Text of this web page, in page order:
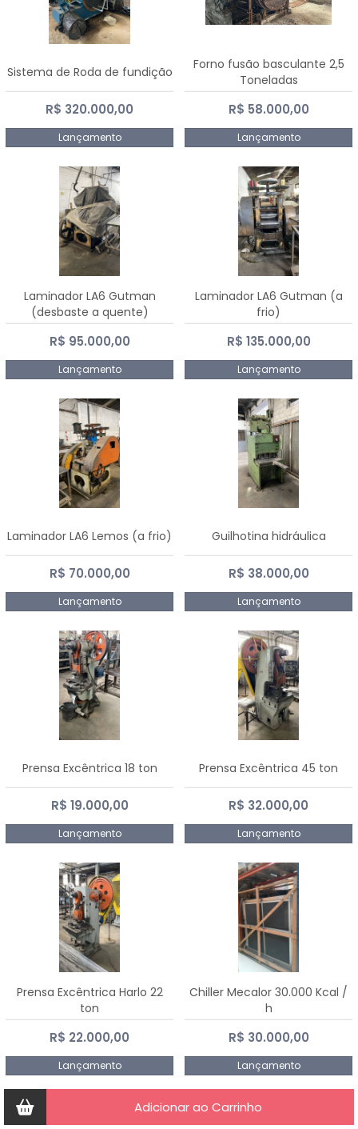
Sistema de Roda de fundição
R$ 320.000,00
Lançamento
Forno fusão basculante 2,5
Toneladas
R$ 58.000,00
Lançamento
Laminador LA6 Gutman
(desbaste a quente)
R$ 95.000,00
Lançamento
Laminador LA6 Gutman (a
frio)
R$ 135.000,00
Lançamento
Laminador LA6 Lemos (a frio)
R$ 70.000,00
Lançamento
Guilhotina hidráulica
R$ 38.000,00
Lançamento
Prensa Excêntrica 18 ton
R$ 19.000,00
Lançamento
Prensa Excêntrica 45 ton
R$ 32.000,00
Lançamento
Prensa Excêntrica Harlo 22
ton
R$ 22.000,00
Lançamento
Chiller Mecalor 30.000 Kcal /
h
R$ 30.000,00
Lançamento
Adicionar ao Carrinho